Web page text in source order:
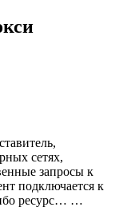
сетях,
запросы к
подключается к
ресурс… …